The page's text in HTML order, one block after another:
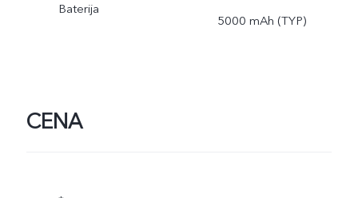
Baterija
5000 mAh (TYP)
CENA